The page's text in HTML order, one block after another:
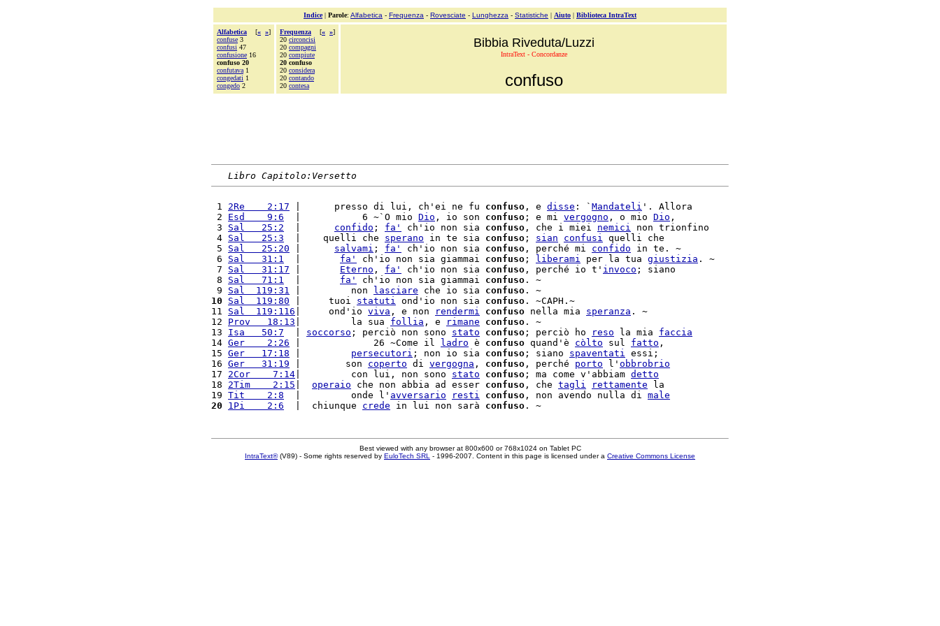
Indice| Parole: Alfabetica - Frequenza - Rovesciate - Lunghezza - Statistiche | Aiuto | Biblioteca IntraText
Alfabetica [« »]
confuse 3
confusi 47
confusione 16
confuso 20
confutava 1
congedati 1
congedo 2
Frequenza [« »]
20 circoncisi
20 compagni
20 compiute
20 confuso
20 considera
20 contando
20 contesa
Bibbia Riveduta/Luzzi
IntraText - Concordanze
confuso
Libro Capitolo:Versetto
1 2Re    2:17 |      presso di lui, ch'ei ne fu confuso , e disse : ` Mandateli '. Allora
2 Esd    9:6
  |           6 ~`O mio
Dio , io son confuso ; e mi vergogno , o mio Dio ,
3 Sal   25:2 confido ; fa' ch'io non sia confuso , che i miei nemici non trionfino
4 Sal   25:3
  |    quelli che
sperano in te sia confuso ; sian confusi quelli che
5 Sal   25:20 salvami ; fa' ch'io non sia confuso , perché mi confido in te. ~
6 Sal   31:1 fa' ch'io non sia giammai confuso ; liberami per la tua giustizia . ~
7 Sal   31:17 Eterno , fa' ch'io non sia confuso , perché io t' invoco ; siano
8 Sal   71:1 fa' ch'io non sia giammai confuso . ~
9 Sal  119:31 |         non lasciare che io sia confuso
10
Sal  119:80 |     tuoi statuti ond'io non sia confuso . ~CAPH.~
11 Sal  119:116 |     ond'io viva , e non rendermi confuso nella mia speranza . ~
12 Prov   18:13 |         la sua follia , e rimane confuso . ~
13 Isa   50:7 soccorso ; perciò non sono stato confuso ; perciò ho reso la mia faccia
14 Ger    2:26 |             26 ~Come il ladro è confuso quand'è còlto sul fatto ,
15 Ger   17:18 persecutori ; non io sia confuso ; siano spaventati essi;
16 Ger   31:19 |        son coperto di vergogna , confuso , perché porto l' obbrobrio
17 2Cor    7:14 |         con lui, non sono stato confuso ; ma come v'abbiam detto
18 2Tim    2:15 operaio che non abbia ad esser confuso , che tagli rettamente la
19 Tit    2:8
  |         onde l'
avversario resti confuso , non avendo nulla di male
20
1Pi    2:6
  |  chiunque
crede in lui non sarà confuso
Best viewed with any browser at 800x600 or 768x1024 on Tablet PC
IntraText®(V89) - Some rights reserved by EuloTech SRL - 1996-2007. Content in this page is licensed under a Creative Commons License